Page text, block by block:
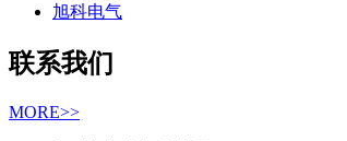
旭科电气
联系我们
MORE>>